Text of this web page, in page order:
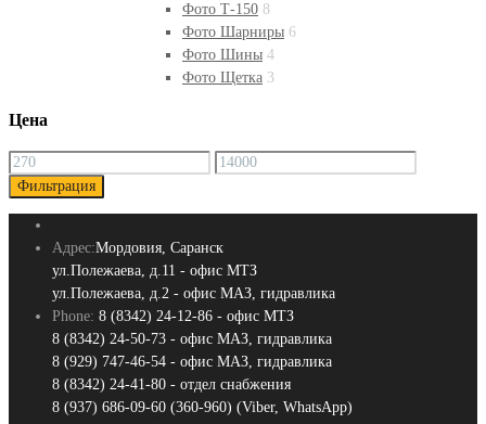
Фото Т-150 8
Фото Шарниры 6
Фото Шины 4
Фото Щетка 3
Цена
Минимальная
цена
Максимальная
Фильтрация
Адрес:Мордовия, Саранск
ул.Полежаева, д.11 - офис МТЗ
ул.Полежаева, д.2 - офис МАЗ, гидравлика
Phone: 8 (8342) 24-12-86 - офис МТЗ
8 (8342) 24-50-73 - офис МАЗ, гидравлика
8 (929) 747-46-54 - офис МАЗ, гидравлика
8 (8342) 24-41-80 - отдел снабжения
8 (937) 686-09-60 (360-960) (Viber, WhatsApp)